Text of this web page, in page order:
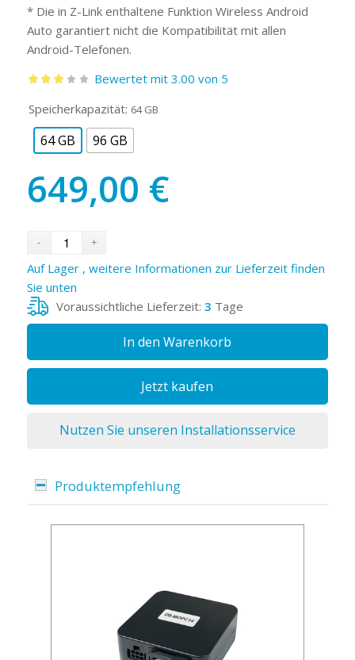
* Die in Z-Link enthaltene Funktion Wireless Android
Auto garantiert nicht die Kompatibilität mit allen
Android-Telefonen.
mit
3.00
von 5
Bewertet mit 3.00 von 5
Speicherkapazität: 64 GB
64 GB 96 GB
649,00 €
Auf Lager , weitere Informationen zur Lieferzeit finden
Sie unten
Voraussichtliche Lieferzeit: 3 Tage
In den Warenkorb
Jetzt kaufen
Nutzen Sie unseren Installationsservice
Produktempfehlung